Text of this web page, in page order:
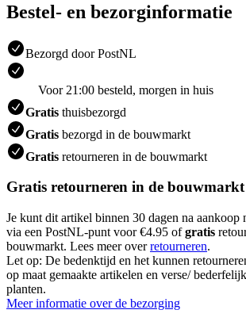
Bestel- en bezorginformatie
Bezorgd door PostNL
Voor 21:00 besteld, morgen in huis
Gratis thuisbezorgd
Gratis bezorgd in de bouwmarkt
Gratis retourneren in de bouwmarkt
Gratis retourneren in de bouwmarkt
Je kunt dit artikel binnen 30 dagen na aankoop
via een PostNL-punt voor €4.95 ofgratis
bouwmarkt. Lees meer overretourneren.
Let op: De bedenktijd en het kunnen
op maat gemaakte artikelen en verse/
planten.
Meer informatie over de bezorging